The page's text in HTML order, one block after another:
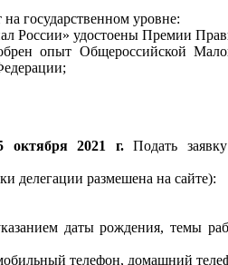
государственном уровне:
России» удостоены Премии
опыт Общероссийской
октября 2021 г.Подать
делегации размешена на сайте):
даты рождения, темы
телефон, домашний